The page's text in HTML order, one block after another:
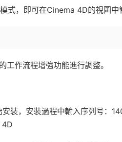
式，即可在Cinema 4D的視圖中
工作流程增強功能進行調整。
安裝，安裝過程中輸入序列号
4D